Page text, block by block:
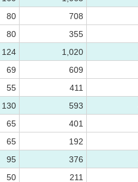
80
708
80
355
124
1,020
69
609
55
411
130
593
65
401
65
192
95
376
50
211